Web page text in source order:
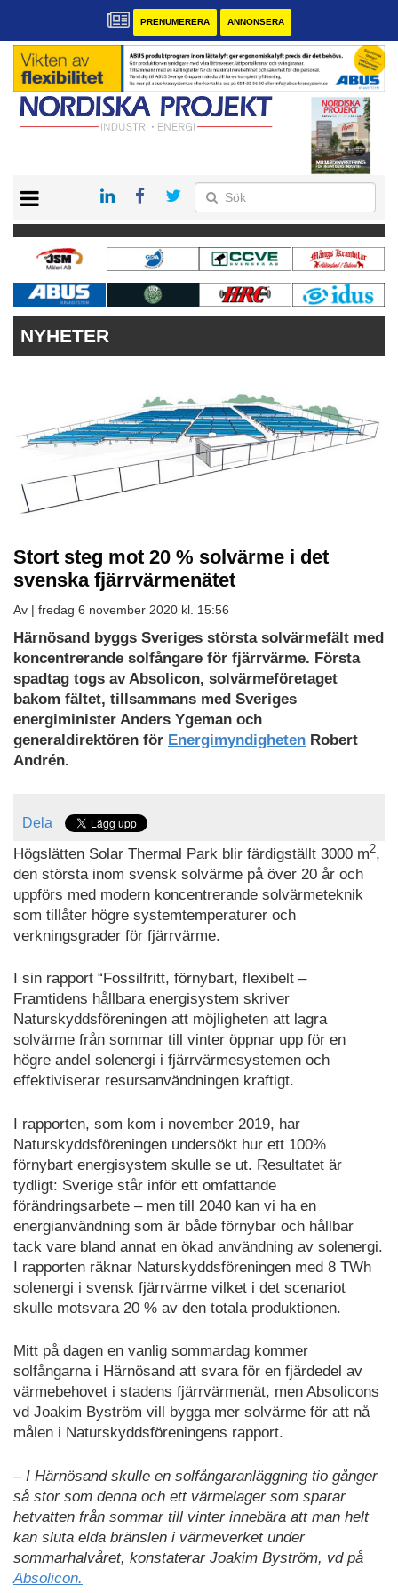
PRENUMERERA ANNONSERA
KONTAKT
VÅRA ANDRA MAGASIN
PRENUMERERA
ANNONSERA
NYHETER
Stort steg mot 20 % solvärme i det
svenska fjärrvärmenätet
Av | fredag 6 november 2020 kl. 15:56
Härnösand byggs Sveriges största solvärmefält med
koncentrerande solfångare för fjärrvärme. Första
spadtag togs av Absolicon, solvärmeföretaget
bakom fältet, tillsammans med Sveriges
energiminister Anders Ygeman och
generaldirektören för Energimyndigheten Robert
Andrén.
Dela
Högslätten Solar Thermal Park blir färdigställt 3000 m2,
den största inom svensk solvärme på över 20 år och
uppförs med modern koncentrerande solvärmeteknik
som tillåter högre systemtemperaturer och
verkningsgrader för fjärrvärme.
I sin rapport “Fossilfritt, förnybart, flexibelt –
Framtidens hållbara energisystem skriver
Naturskyddsföreningen att möjligheten att lagra
solvärme från sommar till vinter öppnar upp för en
högre andel solenergi i fjärrvärmesystemen och
effektiviserar resursanvändningen kraftigt.
I rapporten, som kom i november 2019, har
Naturskyddsföreningen undersökt hur ett 100%
förnybart energisystem skulle se ut. Resultatet är
tydligt: Sverige står inför ett omfattande
förändringsarbete – men till 2040 kan vi ha en
energianvändning som är både förnybar och hållbar
tack vare bland annat en ökad användning av solenergi.
I rapporten räknar Naturskyddsföreningen med 8 TWh
solenergi i svensk fjärrvärme vilket i det scenariot
skulle motsvara 20 % av den totala produktionen.
Mitt på dagen en vanlig sommardag kommer
solfångarna i Härnösand att svara för en fjärdedel av
värmebehovet i stadens fjärrvärmenät, men Absolicons
vd Joakim Byström vill bygga mer solvärme för att nå
målen i Naturskyddsföreningens rapport.
– I Härnösand skulle en solfångaranläggning tio gånger
så stor som denna och ett värmelager som sparar
hetvatten från sommar till vinter innebära att man helt
kan sluta elda bränslen i värmeverket under
sommarhalvåret, konstaterar Joakim Byström, vd på
Absolicon.